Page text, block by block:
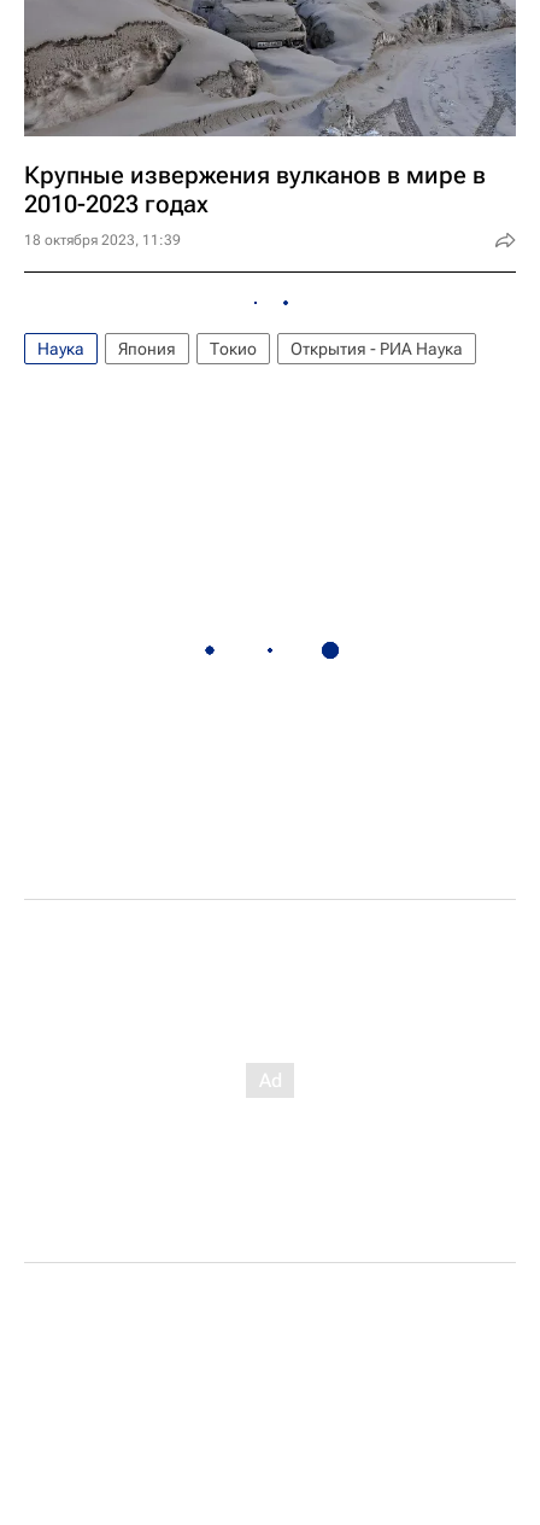
Крупные извержения вулканов в мире в
2010-2023 годах
18 октября 2023, 11:39
Наука Япония Токио Открытия - РИА Наука